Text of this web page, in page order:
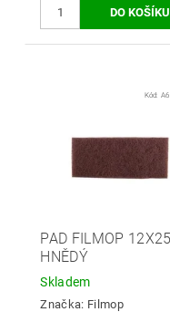
Kód:
PAD FILMOP
HNĚDÝ
Skladem
Značka: Filmop